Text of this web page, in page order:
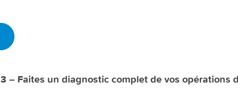
3 – Faites un diagnostic complet de vos opérations